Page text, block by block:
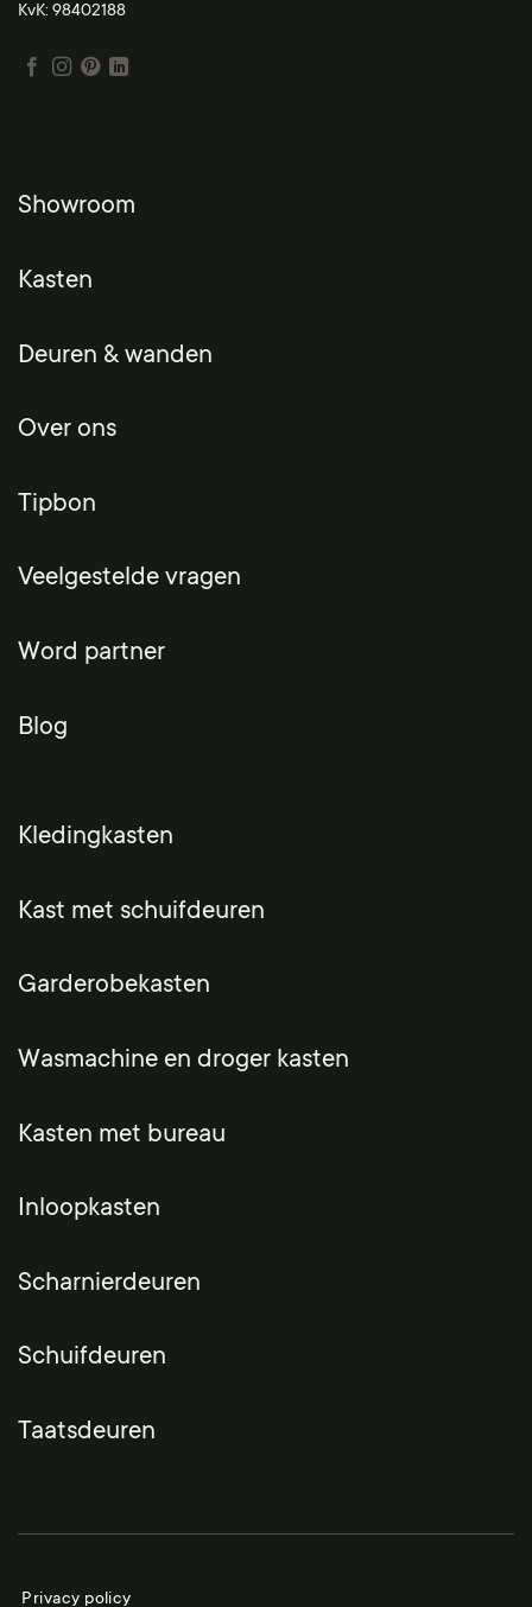
KvK: 98402188
Showroom
Kasten
Deuren & wanden
Over ons
Tipbon
Veelgestelde vragen
Word partner
Blog
Kledingkasten
Kast met schuifdeuren
Garderobekasten
Wasmachine en droger kasten
Kasten met bureau
Inloopkasten
Scharnierdeuren
Schuifdeuren
Taatsdeuren
Privacy policy